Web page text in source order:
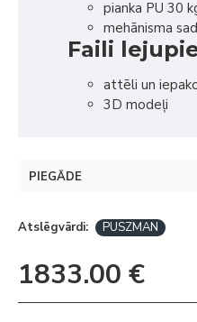
pianka PU 30
mehānisma
Faili
attēli un
3D modeļi
PIEGĀDE
Atslēgvārdi: PUSZMAN
1833.00 €